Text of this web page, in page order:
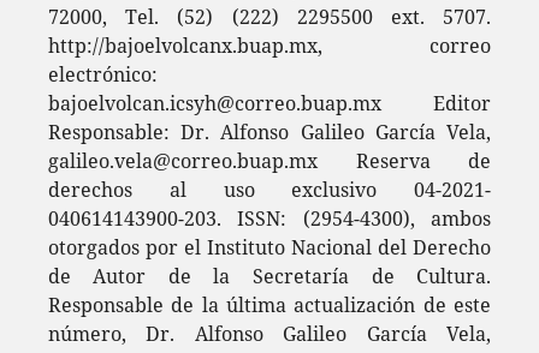
72000, Tel. (52) (222) 2295500 ext. 5707.
http://bajoelvolcanx.buap.mx, correo
electrónico:
bajoelvolcan.icsyh@correo.buap.mx Editor
Responsable: Dr. Alfonso Galileo García Vela,
galileo.vela@correo.buap.mx Reserva de
derechos al uso exclusivo 04-2021-
040614143900-203. ISSN: (2954-4300), ambos
otorgados por el Instituto Nacional del Derecho
de Autor de la Secretaría de Cultura.
Responsable de la última actualización de este
número, Dr. Alfonso Galileo García Vela,